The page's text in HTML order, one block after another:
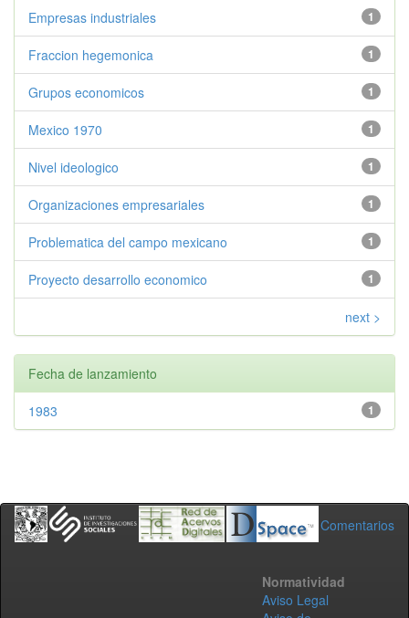
1
Empresas industriales
1
Fraccion hegemonica
1
Grupos economicos
1
Mexico 1970
1
Nivel ideologico
1
Organizaciones empresariales
1
Problematica del campo mexicano
1
Proyecto desarrollo economico
next >
Fecha de lanzamiento
1
1983
Comentarios
Normatividad
Aviso Legal